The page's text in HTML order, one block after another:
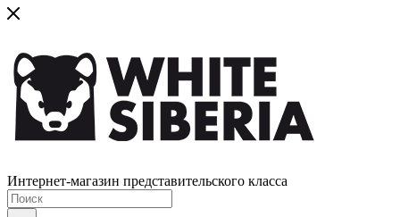
Интернет-магазин представительского класса